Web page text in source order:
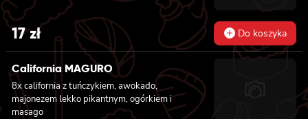
17zł Do koszyka
California MAGURO
8x california z tuńczykiem, awokado,
majonezem lekko pikantnym, ogórkiem i
masago